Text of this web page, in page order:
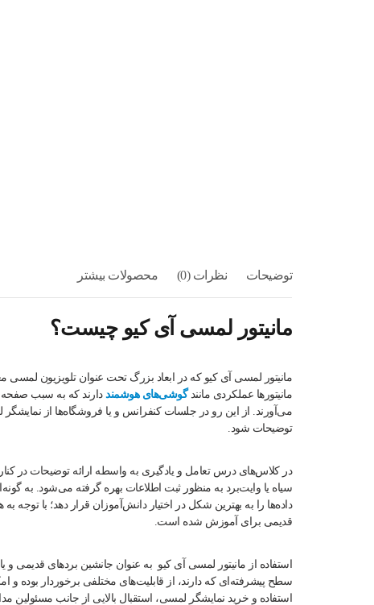
توضیحات نظرات (0) محصولات بیشتر
مانیتور لمسی آی کیو چیست؟
مانیتور لمسی آی کیو که در ابعاد بزرگ تحت عنوان تلویزیون لمسی
مانیتورها عملکردی مانندگوشی‌های هوشمند دارند که به سبب صفحه
می‌آورند. از این رو در جلسات کنفرانس و یا فروشگاه‌ها از
توضیحات شود.
در کلاس‌های درس تعامل و یادگیری به واسطه ارائه توضیحات در
سیاه یا وایت‌برد به منظور ثبت اطلاعات بهره گرفته می‌شود. به
داده‌ها را به بهترین شکل در اختیار دانش‌آموزان قرار دهد؛ با
قدیمی برای آموزش شده است.
استفاده از مانیتور لمسی آی کیو به عنوان جانشین بردهای قدیمی و
سطح پیشرفته‌ای که دارند، از قابلیت‌های مختلفی برخوردار بوده و
استفاده و خرید نمایشگر لمسی، استقبال بالایی از جانب مسئولین